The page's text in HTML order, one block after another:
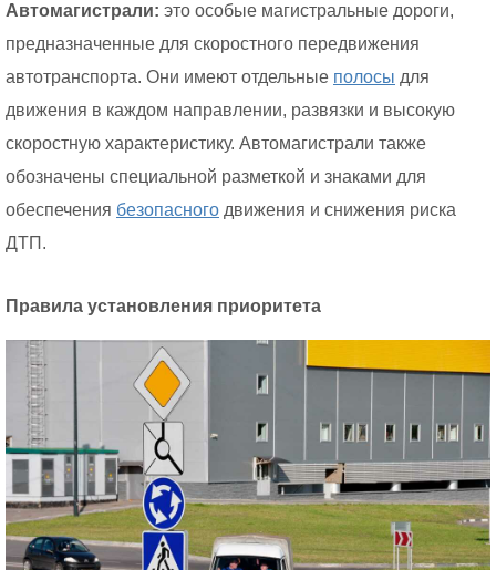
Автомагистрали: это особые магистральные дороги,
предназначенные для скоростного передвижения
автотранспорта. Они имеют отдельные полосы для
движения в каждом направлении, развязки и высокую
скоростную характеристику. Автомагистрали также
обозначены специальной разметкой и знаками для
обеспечения безопасного движения и снижения риска
ДТП.
Правила установления приоритета